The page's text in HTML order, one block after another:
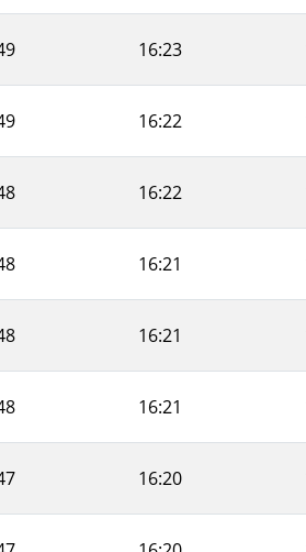
16:23
16:22
16:22
16:21
16:21
16:21
16:20